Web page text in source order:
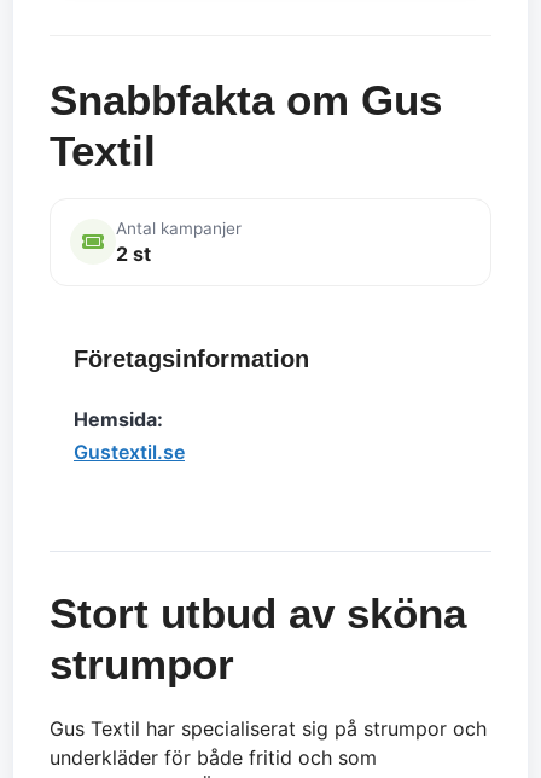
Snabbfakta om Gus
Textil
Antal kampanjer
2 st
Företagsinformation
Hemsida:
Gustextil.se
Stort utbud av sköna
strumpor
Gus Textil har specialiserat sig på strumpor och
underkläder för både fritid och som